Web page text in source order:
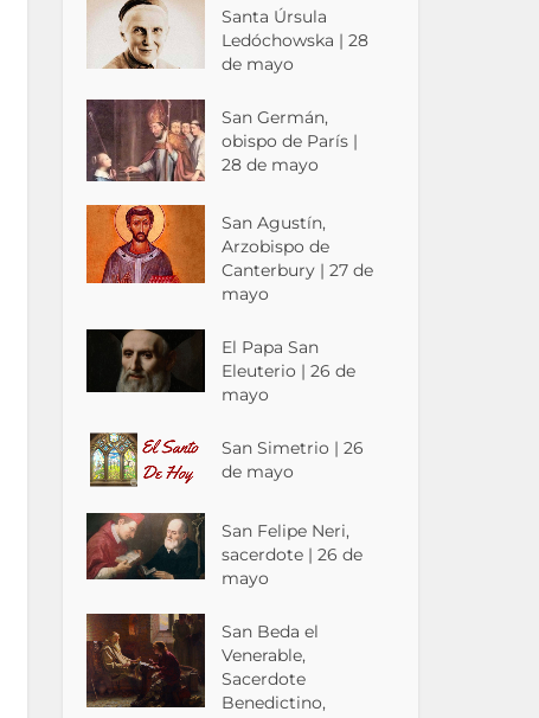
Santa Úrsula
Ledóchowska | 28
de mayo
San Germán,
obispo de París |
28 de mayo
San Agustín,
Arzobispo de
Canterbury | 27 de
mayo
El Papa San
Eleuterio | 26 de
mayo
San Simetrio | 26
de mayo
San Felipe Neri,
sacerdote | 26 de
mayo
San Beda el
Venerable,
Sacerdote
Benedictino,